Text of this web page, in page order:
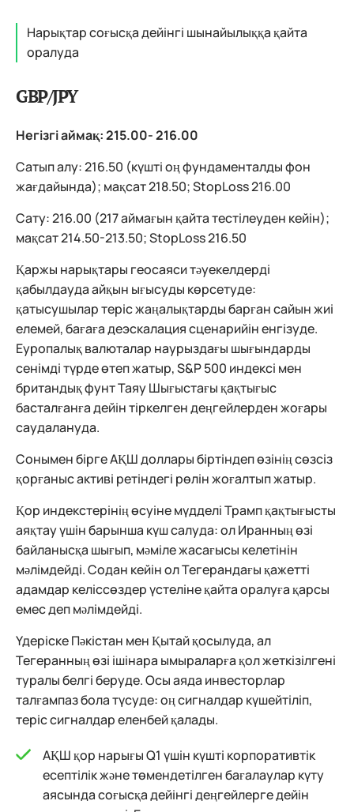
Нарықтар соғысқа дейінгі шынайылыққа қайта
оралуда
GBP/JPY
Негізгі аймақ: 215.00- 216.00
Сатып алу: 216.50 (күшті оң фундаменталды фон
жағдайында); мақсат 218.50; StopLoss 216.00
Сату: 216.00 (217 аймағын қайта тестілеуден кейін);
мақсат 214.50-213.50; StopLoss 216.50
Қаржы нарықтары геосаяси тәуекелдерді
қабылдауда айқын ығысуды көрсетуде:
қатысушылар теріс жаңалықтарды барған сайын жиі
елемей, бағаға деэскалация сценарийін енгізуде.
Еуропалық валюталар наурыздағы шығындарды
сенімді түрде өтеп жатыр, S&P 500 индексі мен
британдық фунт Таяу Шығыстағы қақтығыс
басталғанға дейін тіркелген деңгейлерден жоғары
саудалануда.
Сонымен бірге АҚШ доллары біртіндеп өзінің сөзсіз
қорғаныс активі ретіндегі рөлін жоғалтып жатыр.
Қор индекстерінің өсуіне мүдделі Трамп қақтығысты
аяқтау үшін барынша күш салуда: ол Иранның өзі
байланысқа шығып, мәміле жасағысы келетінін
мәлімдейді. Содан кейін ол Тегерандағы қажетті
адамдар келіссөздер үстеліне қайта оралуға қарсы
емес деп мәлімдейді.
Үдеріске Пәкістан мен Қытай қосылуда, ал
Тегеранның өзі ішінара ымыраларға қол жеткізілгені
туралы белгі беруде. Осы аяда инвесторлар
талғампаз бола түсуде: оң сигналдар күшейтіліп,
теріс сигналдар еленбей қалады.
АҚШ қор нарығы Q1 үшін күшті корпоративтік
есептілік және төмендетілген бағалаулар күту
аясында соғысқа дейінгі деңгейлерге дейін